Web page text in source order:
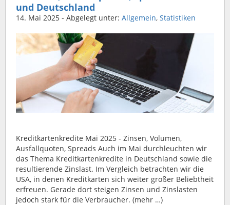
und Deutschland
14. Mai 2025 - Abgelegt unter: Allgemein, Statistiken
Kreditkartenkredite Mai 2025 - Zinsen, Volumen,
Ausfallquoten, Spreads Auch im Mai durchleuchten wir
das Thema Kreditkartenkredite in Deutschland sowie die
resultierende Zinslast. Im Vergleich betrachten wir die
USA, in denen Kreditkarten sich weiter großer Beliebtheit
erfreuen. Gerade dort steigen Zinsen und Zinslasten
jedoch stark für die Verbraucher. (mehr …)